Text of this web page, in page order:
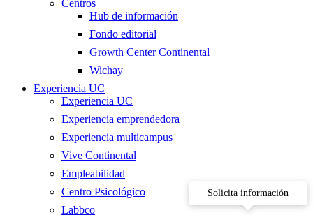
Solicita información
Centros
Hub de información
Fondo editorial
Growth Center Continental
Wichay
Experiencia UC
Experiencia UC
Experiencia emprendedora
Experiencia multicampus
Vive Continental
Empleabilidad
Centro Psicológico
Labbco